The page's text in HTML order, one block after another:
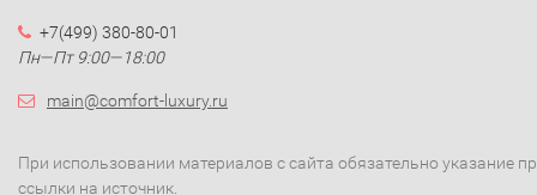
+7(499) 380-80-01
Пн—Пт 9:00—18:00
main@comfort-luxury.ru
При использовании материалов с сайта обязательно указание
ссылки на источник.